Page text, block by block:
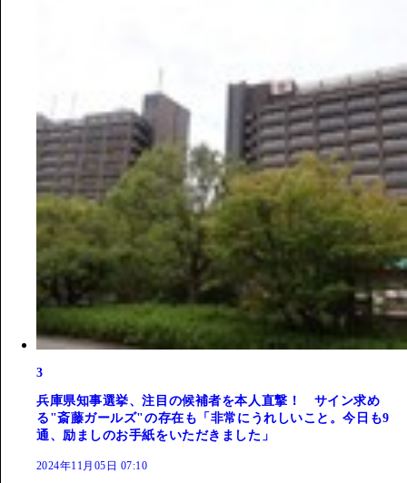
3
兵庫県知事選挙、注目の候補者を本人直撃！ サイン求め
る"斎藤ガールズ"の存在も「非常にうれしいこと。今日も9
通、励ましのお手紙をいただきました」
2024年11月05日 07:10